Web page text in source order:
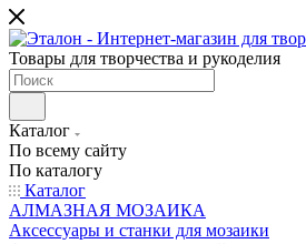
Товары для творчества и рукоделия
Каталог
По всему сайту
По каталогу
Каталог
АЛМАЗНАЯ МОЗАИКА
Аксессуары и станки для мозаики